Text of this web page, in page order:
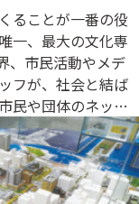
ることが一番の役
一、最大の文化専
、市民活動やメデ
フが、社会と結ば
民や団体のネット
ます。演奏会や演
ベントに活用でき
研修会に便利なギ